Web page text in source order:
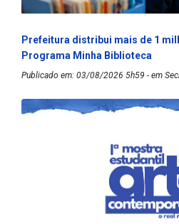
Prefeitura distribui mais de 1
Programa Minha Biblioteca
Publicado em: 03/08/2026 5h59 - em